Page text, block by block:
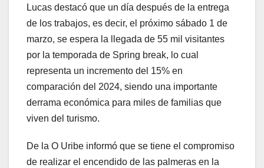
Lucas destacó que un día después de la entrega
de los trabajos, es decir, el próximo sábado 1 de
marzo, se espera la llegada de 55 mil visitantes
por la temporada de Spring break, lo cual
representa un incremento del 15% en
comparación del 2024, siendo una importante
derrama económica para miles de familias que
viven del turismo.
De la O Uribe informó que se tiene el compromiso
de realizar el encendido de las palmeras en la